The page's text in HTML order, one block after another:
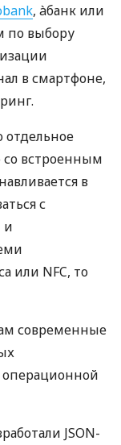
, àбанк или
по выбору
в смартфоне,
отдельное
со встроенным
в
с
и
или NFC, то
современные
JSON-